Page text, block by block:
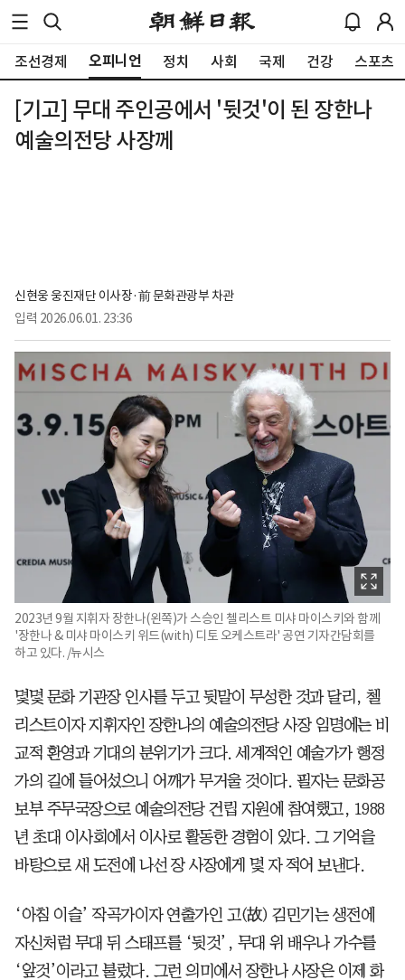
조선경제 오피니언 정치 사회 국제 건강 스포츠
[기고] 무대 주인공에서 '뒷것'이 된 장한나
예술의전당 사장께
신현웅 웅진재단 이사장·前 문화관광부 차관
입력 2026.06.01. 23:36
2023년 9월 지휘자 장한나(왼쪽)가 스승인 첼리스트 미샤 마이스키와 함께
'장한나 & 미샤 마이스키 위드(with) 디토 오케스트라' 공연 기자간담회를
하고 있다. /뉴시스
몇몇 문화 기관장 인사를 두고 뒷말이 무성한 것과 달리, 첼
리스트이자 지휘자인 장한나의 예술의전당 사장 임명에는 비
교적 환영과 기대의 분위기가 크다. 세계적인 예술가가 행정
가의 길에 들어섰으니 어깨가 무거울 것이다. 필자는 문화공
보부 주무국장으로 예술의전당 건립 지원에 참여했고, 1988
년 초대 이사회에서 이사로 활동한 경험이 있다. 그 기억을
바탕으로 새 도전에 나선 장 사장에게 몇 자 적어 보낸다.
‘아침 이슬’ 작곡가이자 연출가인 고(故) 김민기는 생전에
자신처럼 무대 뒤 스태프를 ‘뒷것’, 무대 위 배우나 가수를
‘앞것’이라고 불렀다. 그런 의미에서 장한나 사장은 이제 화